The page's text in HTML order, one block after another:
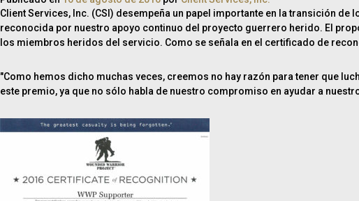
Client Services, Inc. (CSI) desempeña un papel importante en la transición
reconocida por nuestro apoyo continuo del proyecto guerrero herido. El
los miembros heridos del servicio. Como se señala en el certificado de
"Como hemos dicho muchas veces, creemos no hay razón para tener que
este premio, ya que no sólo habla de nuestro compromiso en ayudar a